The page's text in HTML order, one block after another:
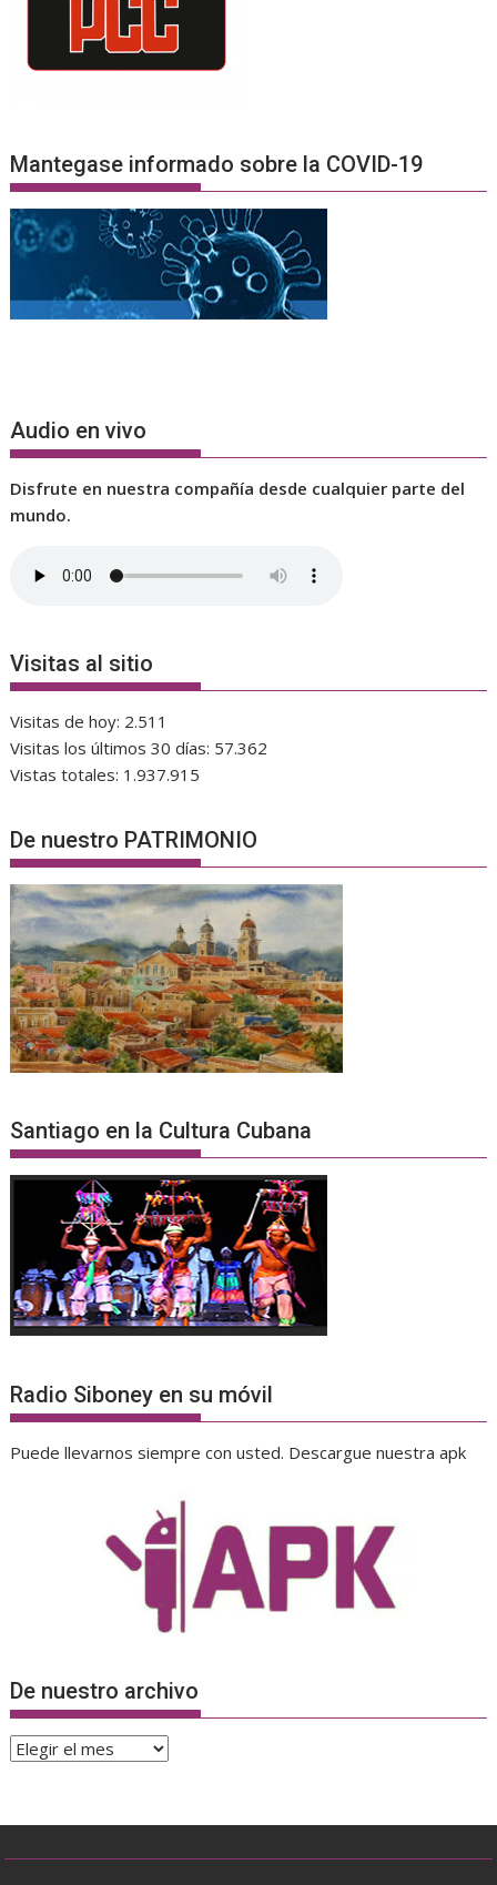
Mantegase informado sobre la COVID-19
Audio en vivo
Disfrute en nuestra compañía desde cualquier parte del
mundo.
Visitas al sitio
Visitas de hoy: 2.511
Visitas los últimos 30 días: 57.362
Vistas totales: 1.937.915
De nuestro PATRIMONIO
Santiago en la Cultura Cubana
Radio Siboney en su móvil
Puede llevarnos siempre con usted. Descargue nuestra apk
De nuestro archivo
De